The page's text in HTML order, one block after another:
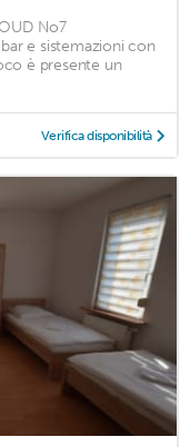
No7
e sistemazioni con
è presente un
Verifica disponibilità